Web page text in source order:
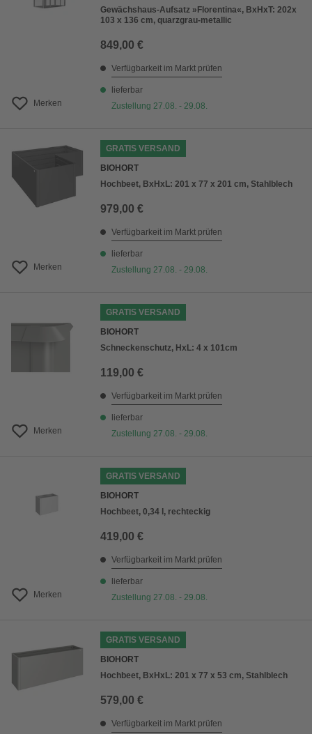
Merken
Gewächshaus-Aufsatz »Florentina«, BxHxT: 202x
103 x 136 cm, quarzgrau-metallic
849,00 €
Verfügbarkeit im Markt prüfen
lieferbar
Zustellung 27.08. - 29.08.
Merken
GRATIS VERSAND
BIOHORT
Hochbeet, BxHxL: 201 x 77 x 201 cm, Stahlblech
979,00 €
Verfügbarkeit im Markt prüfen
lieferbar
Zustellung 27.08. - 29.08.
Merken
GRATIS VERSAND
BIOHORT
Schneckenschutz, HxL: 4 x 101cm
119,00 €
Verfügbarkeit im Markt prüfen
lieferbar
Zustellung 27.08. - 29.08.
Merken
GRATIS VERSAND
BIOHORT
Hochbeet, 0,34 l, rechteckig
419,00 €
Verfügbarkeit im Markt prüfen
lieferbar
Zustellung 27.08. - 29.08.
GRATIS VERSAND
BIOHORT
Hochbeet, BxHxL: 201 x 77 x 53 cm, Stahlblech
579,00 €
Verfügbarkeit im Markt prüfen